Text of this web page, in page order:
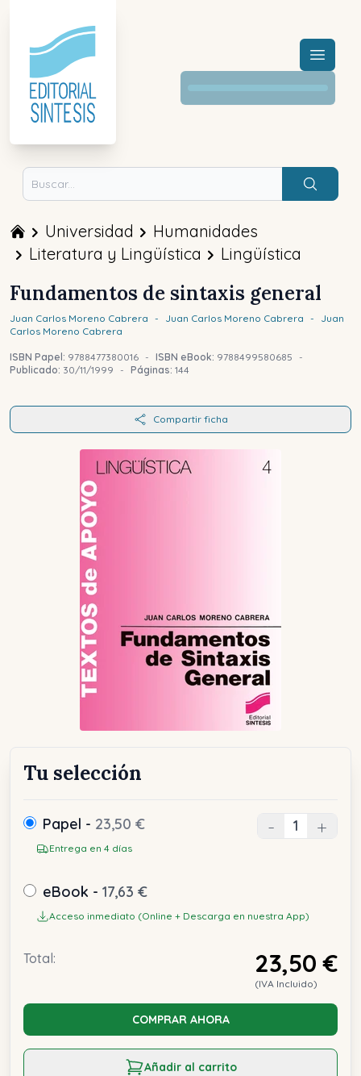
Menú
Buscar
Universidad
Humanidades
Literatura y Lingüística
Lingüística
Fundamentos de sintaxis general
Juan Carlos Moreno Cabrera - Juan Carlos Moreno Cabrera -
Juan
Carlos Moreno Cabrera
ISBN Papel: 9788477380016 - ISBN eBook: 9788499580685
-
Publicado: 30/11/1999 - Páginas: 144
Compartir ficha
Tu selección
Papel - 23,50 €
Entrega en 4 días
- +
eBook - 17,63 €
Acceso inmediato (Online + Descarga en nuestra App)
Total: 23,50 €
(IVA Incluido)
COMPRAR AHORA
Añadir al carrito